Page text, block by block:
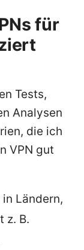
für
Tests,
Analysen
die ich
VPN gut
Ländern,
z. B.